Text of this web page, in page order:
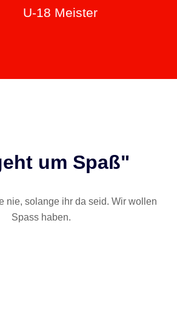
U-18 Meister
um Spaß"
nie, solange ihr da seid. Wir wollen
Spass haben.